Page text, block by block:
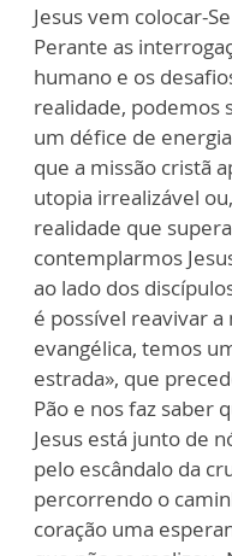
Jesus vem colocar-
Perante as
humano e os
realidade, podemos
um défice de
que a missão cristã
utopia irrealizável
realidade que
contemplarmos
ao lado dos
é possível reavivar a
evangélica, temos
estrada», que
Pão e nos faz saber
Jesus está junto de
pelo escândalo da
percorrendo o
coração uma